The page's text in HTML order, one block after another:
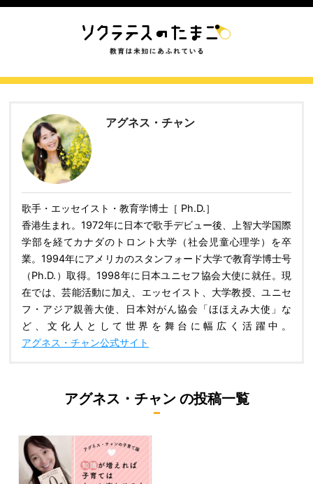
アグネス・チャン
歌手・エッセイスト・教育学博士［ Ph.D.］
香港生まれ。1972年に日本で歌手デビュー後、上智大学国際
学部を経てカナダのトロント大学（社会児童心理学）を卒
業。1994年にアメリカのスタンフォード大学で教育学博士号
（Ph.D.）取得。1998年に日本ユニセフ協会大使に就任。現
在では、芸能活動に加え、エッセイスト、大学教授、ユニセ
フ・アジア親善大使、日本対がん協会「ほほえみ大使」な
ど、文化人として世界を舞台に幅広く活躍中。
アグネス・チャン公式サイト
アグネス・チャン の投稿一覧